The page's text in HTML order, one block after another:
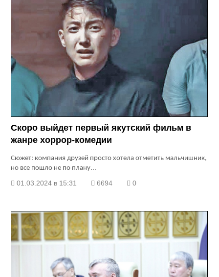
Скоро выйдет первый якутский фильм в
жанре хоррор-комедии
Сюжет: компания друзей просто хотела отметить мальчишник,
но все пошло не по плану...
01.03.2024 в 15:31 6694 0